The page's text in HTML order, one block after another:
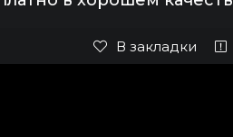
В закладки